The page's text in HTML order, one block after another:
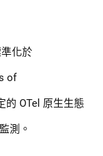
化於
of
的 OTel 原生生態
測。